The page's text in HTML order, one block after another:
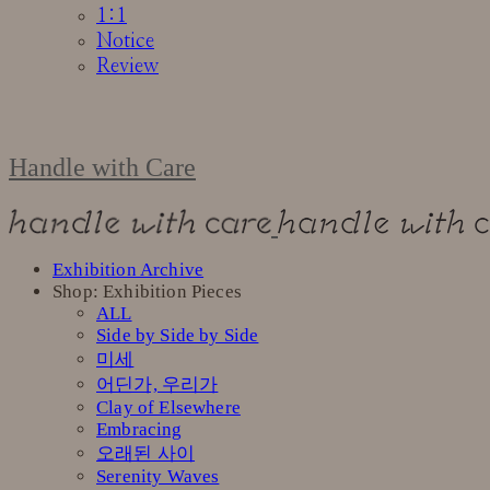
1:1
Notice
Review
Handle with Care
Exhibition Archive
Shop: Exhibition Pieces
ALL
Side by Side by Side
미세
어딘가, 우리가
Clay of Elsewhere
Embracing
오래된 사이
Serenity Waves